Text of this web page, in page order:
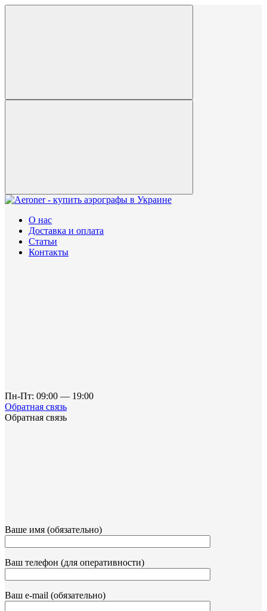
О нас
Доставка и оплата
Статьи
Контакты
Пн-Пт: 09:00 — 19:00
Обратная связь
Обратная связь
Ваше имя (обязательно)
Ваш телефон (для оперативности)
Ваш e-mail (обязательно)